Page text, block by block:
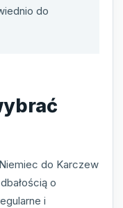
do
do Karczew
o
i